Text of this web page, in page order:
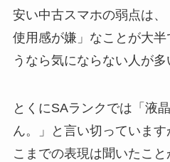
安い中古スマホの弱点は
使用感が嫌」なことが大
うなら気にならない人が多
とくにSAランクでは「液
ん。」と言い切っていま
こまでの表現は聞いたこと